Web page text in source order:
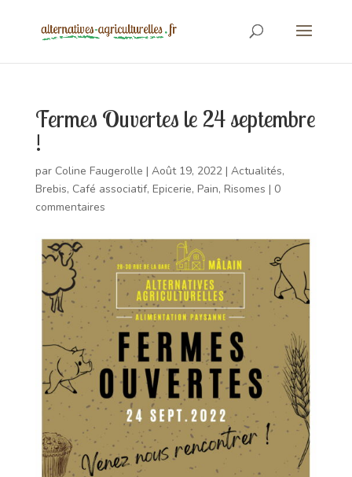
Fermes Ouvertes le 24 septembre
!
par Coline Faugerolle | Août 19, 2022| Actualités,
Brebis, Café associatif, Epicerie, Pain, Risomes | 0
commentaires